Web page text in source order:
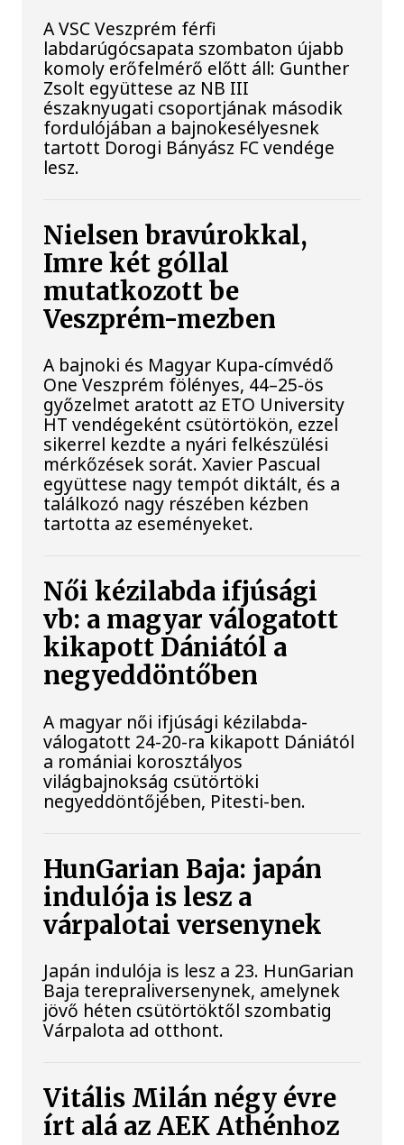
A VSC Veszprém férfi
labdarúgócsapata szombaton újabb
komoly erőfelmérő előtt áll: Gunther
Zsolt együttese az NB III
északnyugati csoportjának második
fordulójában a bajnokesélyesnek
tartott Dorogi Bányász FC vendége
lesz.
Nielsen bravúrokkal,
Imre két góllal
mutatkozott be
Veszprém-mezben
A bajnoki és Magyar Kupa-címvédő
One Veszprém fölényes, 44–25-ös
győzelmet aratott az ETO University
HT vendégeként csütörtökön, ezzel
sikerrel kezdte a nyári felkészülési
mérkőzések sorát. Xavier Pascual
együttese nagy tempót diktált, és a
találkozó nagy részében kézben
tartotta az eseményeket.
Női kézilabda ifjúsági
vb: a magyar válogatott
kikapott Dániától a
negyeddöntőben
A magyar női ifjúsági kézilabda-
válogatott 24-20-ra kikapott Dániától
a romániai korosztályos
világbajnokság csütörtöki
negyeddöntőjében, Pitesti-ben.
HunGarian Baja: japán
indulója is lesz a
várpalotai versenynek
Japán indulója is lesz a 23. HunGarian
Baja terepraliversenynek, amelynek
jövő héten csütörtöktől szombatig
Várpalota ad otthont.
Vitális Milán négy évre
írt alá az AEK Athénhoz